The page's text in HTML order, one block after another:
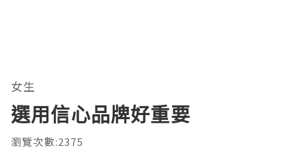
女生
選用信心品牌好重要
瀏覽次數:2375